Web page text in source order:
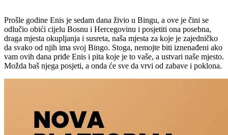
Prošle godine Enis je sedam dana živio u Bingu, a ove je čini se
odlučio obići cijelu Bosnu i Hercegovinu i posjetiti ona posebna,
draga mjesta okupljanja i susreta, naša mjesta za koje je zajedničko
da svako od njih ima svoj Bingo. Stoga, nemojte biti iznenađeni ako
vam ovih dana priđe Enis i pita koje je to vaše, a ustvari naše mjesto.
Možda baš njega posjeti, a onda će sve da vrvi od zabave i poklona.